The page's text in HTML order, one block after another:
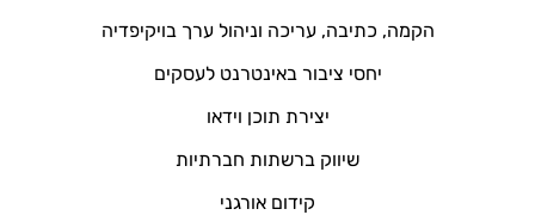
הקמה, כתיבה, עריכה וניהול ערך בויקיפדיה
יחסי ציבור באינטרנט לעסקים
יצירת תוכן וידאו
שיווק ברשתות חברתיות
קידום אורגני